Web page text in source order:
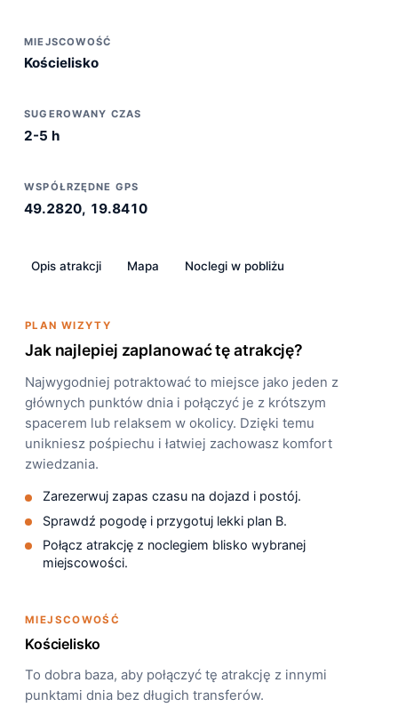
MIEJSCOWOŚĆ
Kościelisko
SUGEROWANY CZAS
2-5 h
WSPÓŁRZĘDNE GPS
49.2820, 19.8410
Opis atrakcji Mapa Noclegi w pobliżu
PLAN WIZYTY
Jak najlepiej zaplanować tę atrakcję?
Najwygodniej potraktować to miejsce jako jeden z
głównych punktów dnia i połączyć je z krótszym
spacerem lub relaksem w okolicy. Dzięki temu
unikniesz pośpiechu i łatwiej zachowasz komfort
zwiedzania.
Zarezerwuj zapas czasu na dojazd i postój.
Sprawdź pogodę i przygotuj lekki plan B.
Połącz atrakcję z noclegiem blisko wybranej
miejscowości.
MIEJSCOWOŚĆ
Kościelisko
To dobra baza, aby połączyć tę atrakcję z innymi
punktami dnia bez długich transferów.